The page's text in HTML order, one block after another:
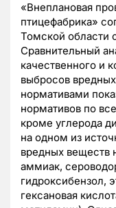
«Внеплановая
птицефабрика»
Томской области
Сравнительный
качественного и
выбросов
нормативами
нормативов по
кроме углерода
на одном из
вредных веществ
аммиак,
гидроксибензол,
гексановая